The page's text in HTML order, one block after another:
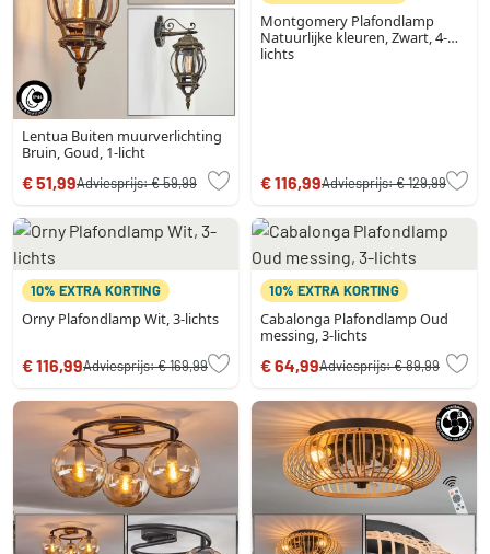
Lentua Buiten muurverlichting
Bruin, Goud, 1-licht
€ 51,99Adviesprijs:€ 59,99
Montgomery Plafondlamp
Natuurlijke kleuren, Zwart, 4-
lichts
€ 116,99Adviesprijs:€ 129,99
10% EXTRA KORTING
Orny Plafondlamp Wit, 3-lichts
€ 116,99Adviesprijs:€ 169,99
10% EXTRA KORTING
Cabalonga Plafondlamp Oud
messing, 3-lichts
€ 64,99Adviesprijs:€ 89,99